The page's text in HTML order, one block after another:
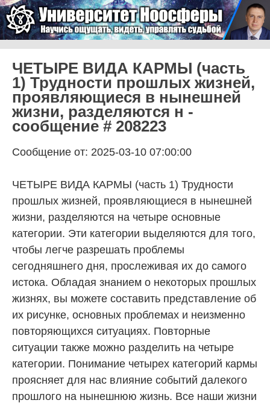
Университет Ноосферы
ЧЕТЫРЕ ВИДА КАРМЫ (часть
1) Трудности прошлых жизней,
проявляющиеся в нынешней
жизни, разделяются н -
сообщение # 208223
Сообщение от: 2025-03-10 07:00:00
ЧЕТЫРЕ ВИДА КАРМЫ (часть 1) Трудности
прошлых жизней, проявляющиеся в нынешней
жизни, разделяются на четыре основные
категории. Эти категории выделяются для того,
чтобы легче разрешать проблемы
сегодняшнего дня, прослеживая их до самого
истока. Обладая знанием о некоторых прошлых
жизнях, вы можете составить представление об
их рисунке, основных проблемах и неизменно
повторяющихся ситуациях. Повторные
ситуации также можно разделить на четыре
категории. Понимание четырех категорий кармы
проясняет для нас влияние событий далекого
прошлого на нынешнюю жизнь. Все наши жизни